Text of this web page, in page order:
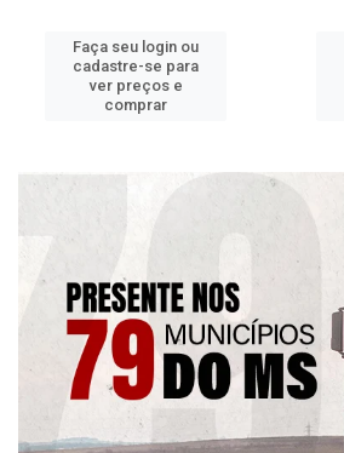
Faça seu login ou
cadastre-se para
ver preços e
comprar